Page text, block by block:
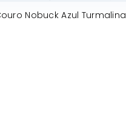
Nobuck Azul Turmalina